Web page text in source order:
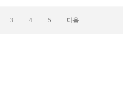
3 4 5 다음